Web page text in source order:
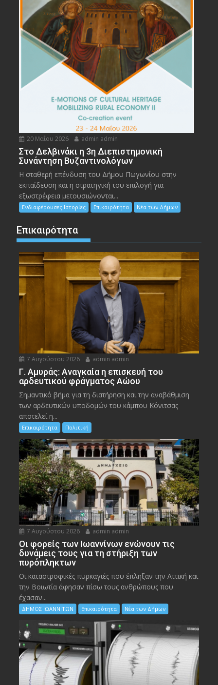
20 Μαΐου 2026 admin admin
Στο Δελβινάκι η 3η Διεπιστημονική
Συνάντηση Βυζαντινολόγων
Η σταθερή επένδυση του Δήμου Πωγωνίου στην
εκπαίδευση και η στρατηγική του επιλογή για
εξωστρέφεια μετουσιώνονται...
Ενδιαφέρουσες Ιστορίες Επικαιρότητα Νέα των Δήμων
Επικαιρότητα
7 Αυγούστου 2026 admin admin
Γ. Αμυράς: Αναγκαία η επισκευή του
αρδευτικού φράγματος Αώου
Σημαντικό βήμα για τη διατήρηση και την αναβάθμιση
των αρδευτικών υποδομών του κάμπου Κόνιτσας
αποτελεί η...
Επικαιρότητα Πολιτική
7 Αυγούστου 2026 admin admin
Οι φορείς των Ιωαννίνων ενώνουν τις
δυνάμεις τους για τη στήριξη των
πυρόπληκτων
Οι καταστροφικές πυρκαγιές που έπληξαν την Αττική και
την Bοιωτία άφησαν πίσω τους ανθρώπους που
έχασαν...
ΔΗΜΟΣ ΙΩΑΝΝΙΤΩΝ Επικαιρότητα Νέα των Δήμων